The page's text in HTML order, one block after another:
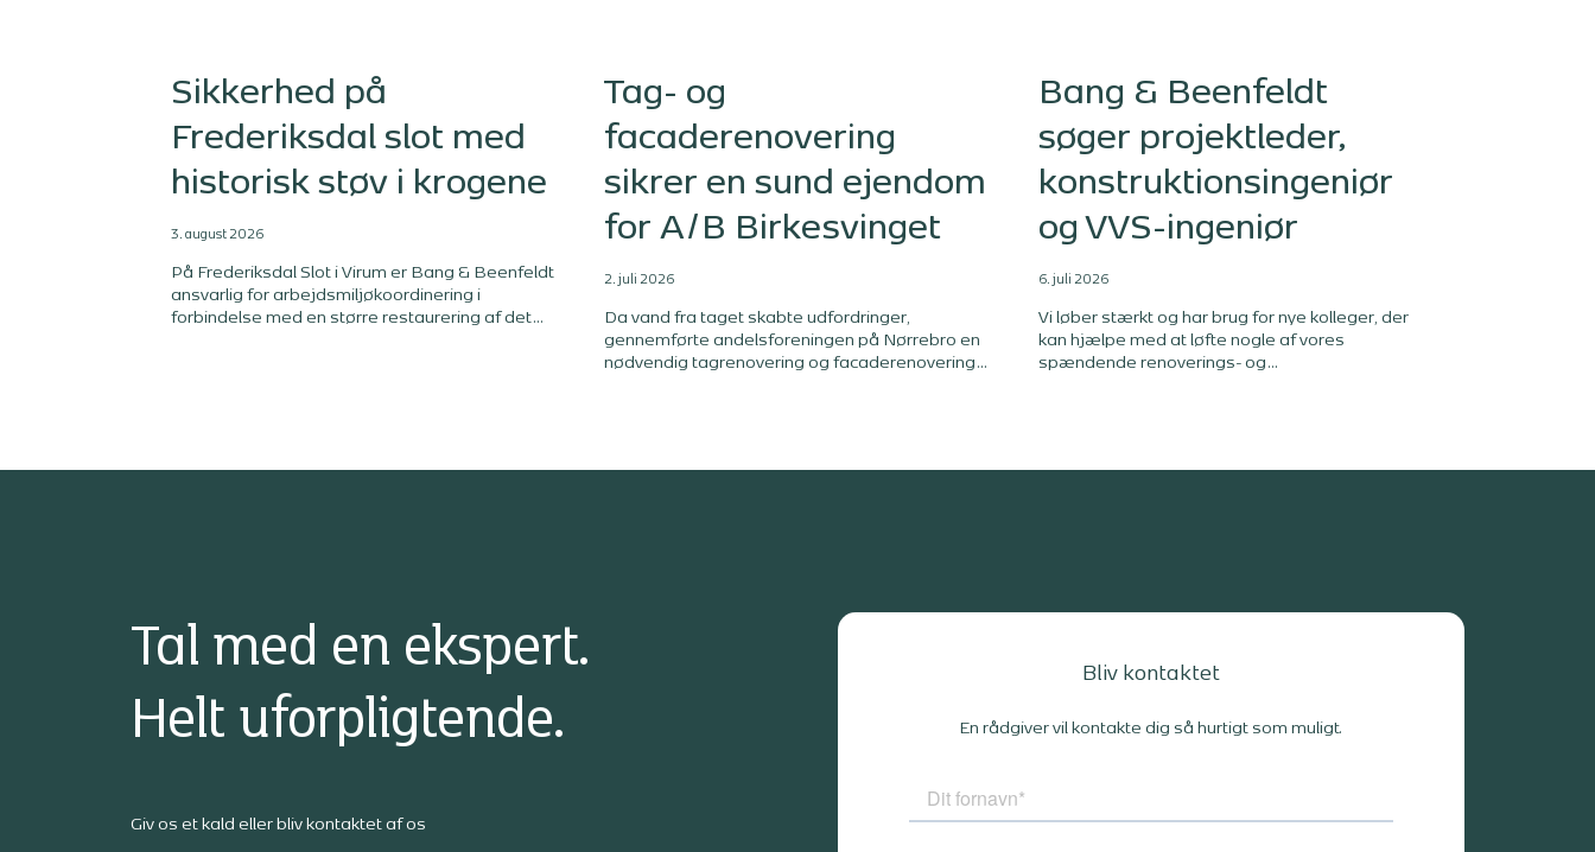
Sikkerhed på
Frederiksdal slot med
historisk støv i krogene
3. august 2026
På Frederiksdal Slot i Virum er Bang & Beenfeldt
ansvarlig for arbejdsmiljøkoordinering i
forbindelse med en større restaurering af det
Tag- og
facaderenovering
sikrer en sund ejendom
for A/B Birkesvinget
2. juli 2026
Da vand fra taget skabte udfordringer,
gennemførte andelsforeningen på Nørrebro en
nødvendig tagrenovering og facaderenovering.
Bang & Beenfeldt
søger projektleder,
konstruktionsingeniør
og VVS-ingeniør
6. juli 2026
Vi løber stærkt og har brug for nye kolleger, der
kan hjælpe med at løfte nogle af vores
spændende renoverings- og
Tal med en ekspert.
Helt uforpligtende.
Giv os et kald eller bliv kontaktet af os
Bliv kontaktet
En rådgiver vil kontakte dig så hurtigt som muligt.